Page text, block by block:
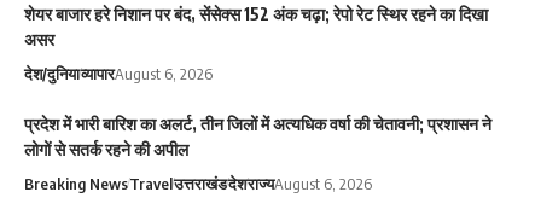
शेयर बाजार हरे निशान पर बंद, सेंसेक्स 152 अंक चढ़ा; रेपो रेट स्थिर रहने का दिखा
असर
देश/दुनियाव्यापारAugust 6, 2026
प्रदेश में भारी बारिश का अलर्ट, तीन जिलों में अत्यधिक वर्षा की चेतावनी; प्रशासन ने
लोगों से सतर्क रहने की अपील
Breaking NewsTravelउत्तराखंडदेशराज्यAugust 6, 2026